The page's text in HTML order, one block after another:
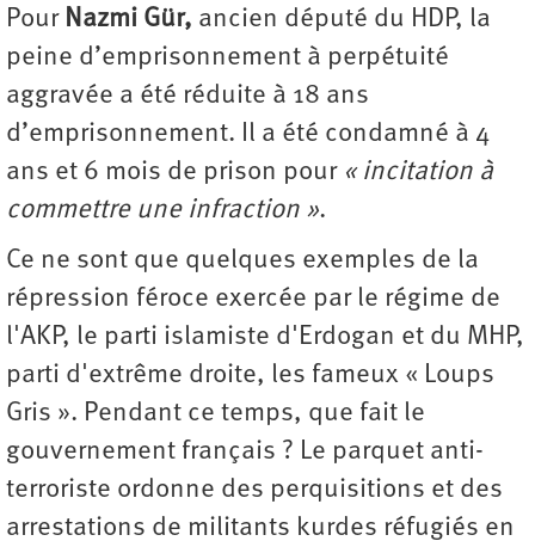
Pour Nazmi Gür, ancien député du HDP, la
peine d’emprisonnement à perpétuité
aggravée a été réduite à 18 ans
d’emprisonnement. Il a été condamné à 4
ans et 6 mois de prison pour « incitation à
commettre une infraction ».
Ce ne sont que quelques exemples de la
répression féroce exercée par le régime de
l'AKP, le parti islamiste d'Erdogan et du MHP,
parti d'extrême droite, les fameux « Loups
Gris ». Pendant ce temps, que fait le
gouvernement français ? Le parquet anti-
terroriste ordonne des perquisitions et des
arrestations de militants kurdes réfugiés en